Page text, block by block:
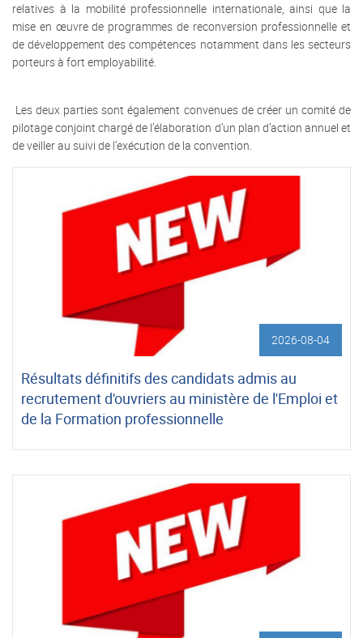
relatives à la mobilité professionnelle internationale, ainsi que la
mise en œuvre de programmes de reconversion professionnelle et
de développement des compétences notamment dans les secteurs
porteurs à fort employabilité.
Les deux parties sont également convenues de créer un comité de
pilotage conjoint chargé de l’élaboration d’un plan d’action annuel et
de veiller au suivi de l’exécution de la convention.
2026-08-04
Résultats définitifs des candidats admis au
recrutement d'ouvriers au ministère de l'Emploi et
de la Formation professionnelle